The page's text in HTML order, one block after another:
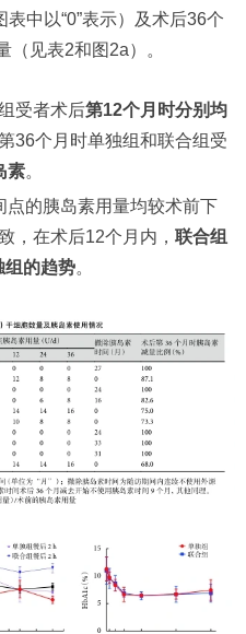
中以“0”表示）及术后36个
（见表2和图2a）。
受者术后第12个月时分别均
36个月时单独组和联合组受
素。
点的胰岛素用量均较术前下
，在术后12个月内， 联合组
组的趋势。